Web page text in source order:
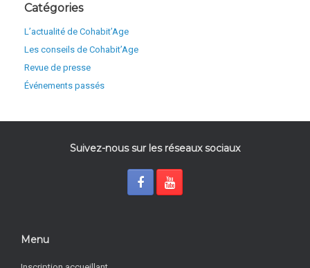
Catégories
L’actualité de Cohabit’Age
Les conseils de Cohabit’Age
Revue de presse
Événements passés
Suivez-nous sur les réseaux sociaux
Menu